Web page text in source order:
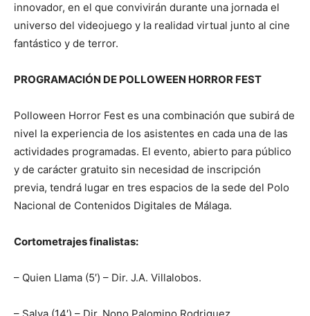
innovador, en el que convivirán durante una jornada el
universo del videojuego y la realidad virtual junto al cine
fantástico y de terror.
PROGRAMACIÓN DE POLLOWEEN HORROR FEST
Polloween Horror Fest es una combinación que subirá de
nivel la experiencia de los asistentes en cada una de las
actividades programadas. El evento, abierto para público
y de carácter gratuito sin necesidad de inscripción
previa, tendrá lugar en tres espacios de la sede del Polo
Nacional de Contenidos Digitales de Málaga.
Cortometrajes finalistas:
– Quien Llama (5′) – Dir. J.A. Villalobos.